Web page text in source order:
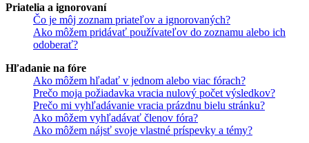
Priatelia a ignorovaní
Čo je môj zoznam priateľov a ignorovaných?
Ako môžem pridávať používateľov do zoznamu alebo ich
odoberať?
Hľadanie na fóre
Ako môžem hľadať v jednom alebo viac fórach?
Prečo moja požiadavka vracia nulový počet výsledkov?
Prečo mi vyhľadávanie vracia prázdnu bielu stránku?
Ako môžem vyhľadávať členov fóra?
Ako môžem nájsť svoje vlastné príspevky a témy?